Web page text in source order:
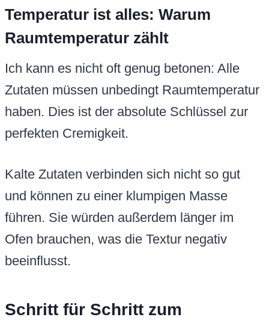
Temperatur ist alles: Warum
Raumtemperatur zählt
Ich kann es nicht oft genug betonen: Alle
Zutaten müssen unbedingt Raumtemperatur
haben. Dies ist der absolute Schlüssel zur
perfekten Cremigkeit.
Kalte Zutaten verbinden sich nicht so gut
und können zu einer klumpigen Masse
führen. Sie würden außerdem länger im
Ofen brauchen, was die Textur negativ
beeinflusst.
Schritt für Schritt zum